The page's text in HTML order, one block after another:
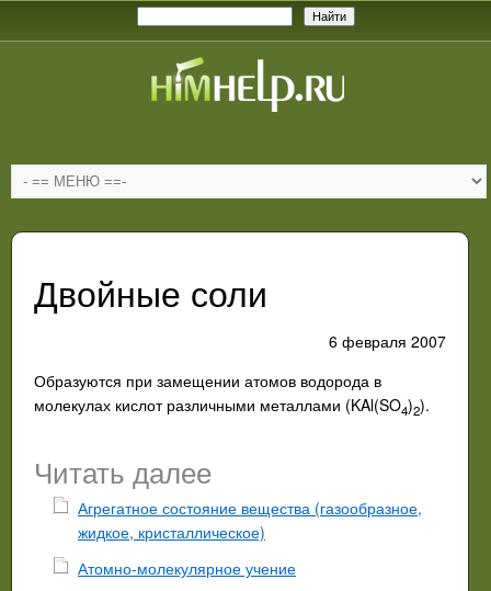
Двойные соли
6 февраля 2007
Образуются при замещении атомов водорода в
молекулах кислот различными металлами (KAl(SO4)2).
Читать далее
Агрегатное состояние вещества (газообразное,
жидкое, кристаллическое)
Атомно-молекулярное учение